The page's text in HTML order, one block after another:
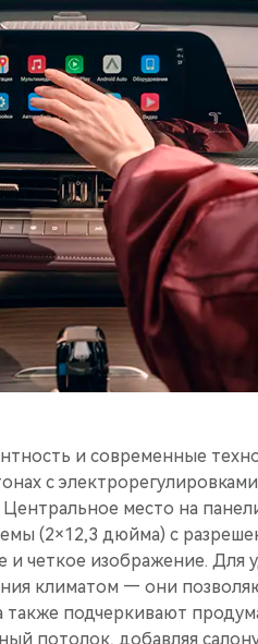
и современные
с
место на
(2×12,3 дюйма) с
четкое изображение. Для
климатом — они
также подчеркивают
потолок, добавляя